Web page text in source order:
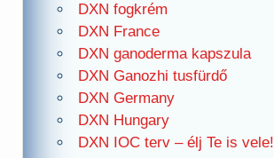
DXN fogkrém
DXN France
DXN ganoderma kapszula
DXN Ganozhi tusfürdő
DXN Germany
DXN Hungary
DXN IOC terv – élj Te is vele!